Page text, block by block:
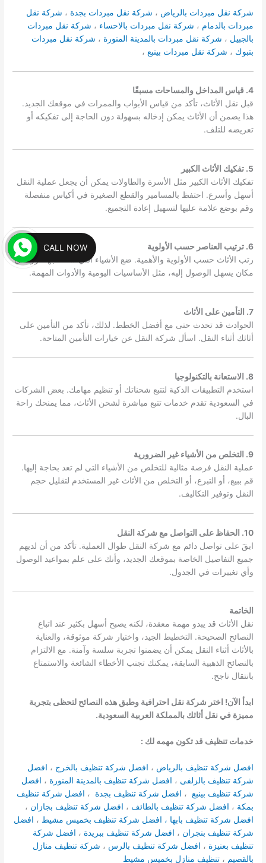
شركة نقل مبردات بالرياض ، شركة نقل مبردات بجدة ، شركة نقل
مبردات بالدمام ، شركة نقل مبردات بالاحساء ، شركة نقل مبردات
بالجبيل ، شركة نقل مبردات بالمدينة المنورة ، شركة نقل مبردات
بتبوك ، شركة نقل مبردات بينبع ،
4. قياس المداخل والمساحات مسبقًا
قبل نقل الأثاث، تأكد من قياس الأبواب والممرات في موقعك الجديد.
هذا يضمن أن الأثاث يمكن إدخاله بسهولة دون الحاجة إلى تفكيكه أو
تعريضه للتلف.
5. تفكيك الأثاث الكبير
تفكيك الأثاث الكبير مثل الأسرة والطاولات يمكن أن يجعل عملية النقل
أسهل وأسرع. احتفظ بالمسامير والقطع الصغيرة في أكياس منفصلة
وقم بوضع علامة عليها لتسهيل إعادة التجميع.
6. ترتيب العناصر حسب الأولوية
رتب الأثاث حسب الأولوية والأهمية. ضع الأشياء التي ستحتاجها فورًا في
مكان يسهل الوصول إليه، مثل الأساسيات اليومية والأدوات المهمة.
7. التأمين على الأثاث
الحوادث قد تحدث حتى مع أفضل الخطط. لذلك، تأكد من التأمين على
أثاثك أثناء النقل. اسأل شركة النقل عن خيارات التأمين المتاحة.
8. الاستعانة بالتكنولوجيا
استخدم التطبيقات الذكية لتتبع شحناتك أو تنظيم مهامك. بعض الشركات
في السعودية تقدم خدمات تتبع مباشرة لشحن الأثاث، مما يمنحك راحة
البال.
9. التخلص من الأشياء غير الضرورية
عملية النقل فرصة مثالية للتخلص من الأشياء التي لم تعد بحاجة إليها.
قم ببيع، أو التبرع، أو التخلص من الأثاث غير المستخدم لتقليل حجم
النقل وتوفير التكاليف.
10. الحفاظ على التواصل مع شركة النقل
ابقَ على تواصل دائم مع شركة النقل طوال العملية. تأكد من أن لديهم
جميع التفاصيل الخاصة بموقعك الجديد، وأنك على علم بمواعيد الوصول
وأي تغييرات في الجدول.
الخاتمة
نقل الأثاث قد يبدو مهمة معقدة، لكنه يصبح أسهل بكثير عند اتباع
النصائح الصحيحة. التخطيط الجيد، واختيار شركة موثوقة، والعناية
بالأثاث أثناء النقل يمكن أن يضمنوا تجربة سلسة وآمنة. مع الالتزام
بالنصائح الذهبية السابقة، يمكنك تجنب الأخطاء الشائعة والاستمتاع
بانتقال ناجح.
ابدأ الآن! اختر شركة نقل احترافية وطبق هذه النصائح لتحظى بتجربة
مميزة في نقل أثاثك بالمملكة العربية السعودية.
خدمات تنظيف قد تكون مهمه لك :
افضل شركة تنظيف بالرياض ، افضل شركة تنظيف بالخرج ، افضل
شركة تنظيف بالزلفى ، افضل شركة تنظيف بالمدينة المنورة ، افضل
شركة تنظيف بينبع
، افضل شركة تنظيف بجدة ، افضل شركة تنظيف
بمكة ، افضل شركة تنظيف بالطائف ، افضل شركة تنظيف بجازان ،
افضل شركة تنظيف بابها ، افضل شركة تنظيف بخميس مشيط ، افضل
شركة تنظيف بنجران ، افضل شركة تنظيف ببريدة ، افضل شركة
تنظيف بعنيزة ، افضل شركة تنظيف بالرس ، شركة تنظيف منازل
بالقصيم ،تنظيف منازل بخميس مشيط
CALL NOW